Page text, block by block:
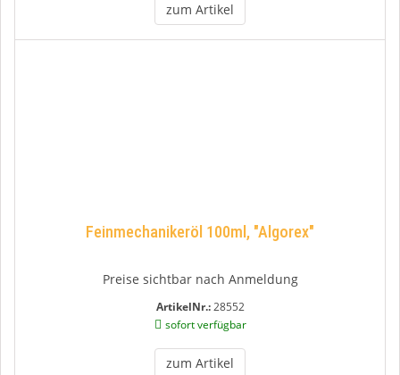
zum Artikel
Feinmechanikeröl 100ml, "Algorex"
Preise sichtbar nach Anmeldung
ArtikelNr.: 28552
sofort verfügbar
zum Artikel